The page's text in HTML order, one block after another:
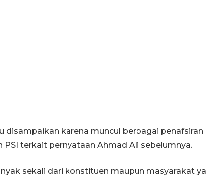
disampaikan karena muncul berbagai penafsiran
terkait pernyataan Ahmad Ali sebelumnya.
sekali dari konstituen maupun masyarakat